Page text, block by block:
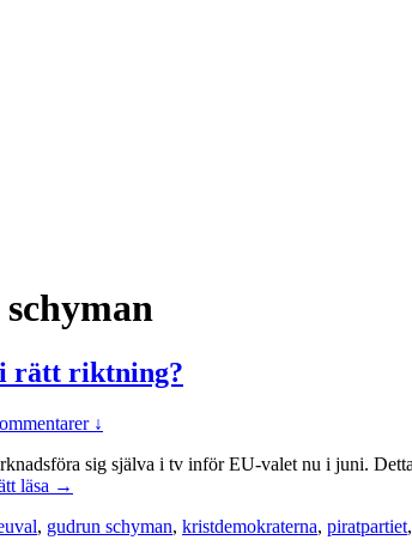
rätt riktning?
↓
sig själva i tv inför EU-valet nu i juni.
läsa Politisk
reklam
→
, gudrun schyman, kristdemokraterna, piratpartiet,